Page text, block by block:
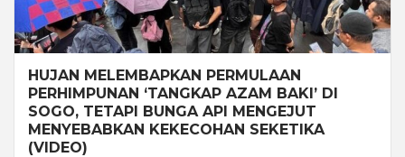
HUJAN MELEMBAPKAN PERMULAAN
PERHIMPUNAN ‘TANGKAP AZAM BAKI’ DI
SOGO, TETAPI BUNGA API MENGEJUT
MENYEBABKAN KEKECOHAN SEKETIKA
(VIDEO)